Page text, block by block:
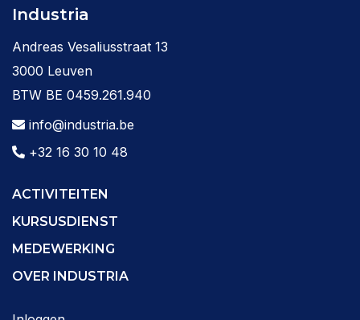
Industria
Andreas Vesaliusstraat 13
3000 Leuven
BTW BE 0459.261.940
info@industria.be
+32 16 30 10 48
ACTIVITEITEN
KURSUSDIENST
MEDEWERKING
OVER INDUSTRIA